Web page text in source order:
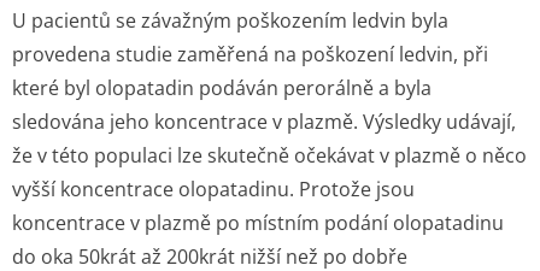
U pacientů se závažným poškozením ledvin byla
provedena studie zaměřená na poškození ledvin, při
které byl olopatadin podáván perorálně a byla
sledována jeho koncentrace v plazmě. Výsledky udávají,
že v této populaci lze skutečně očekávat v plazmě o něco
vyšší koncentrace olopatadinu. Protože jsou
koncentrace v plazmě po místním podání olopatadinu
do oka 50krát až 200krát nižší než po dobře